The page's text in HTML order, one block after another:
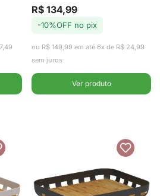
Alças de
Bambu Sense
50cm - Ou
Preço
de
R$ 134,99
Preço
regular
-10%OFF no pix
ou R$ 149,99 em até 6x de R$ 24,99
sem juros
Ver produto